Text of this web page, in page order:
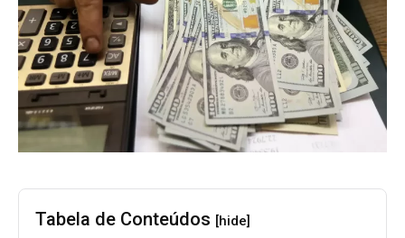
Tabela de Conteúdos [hide]